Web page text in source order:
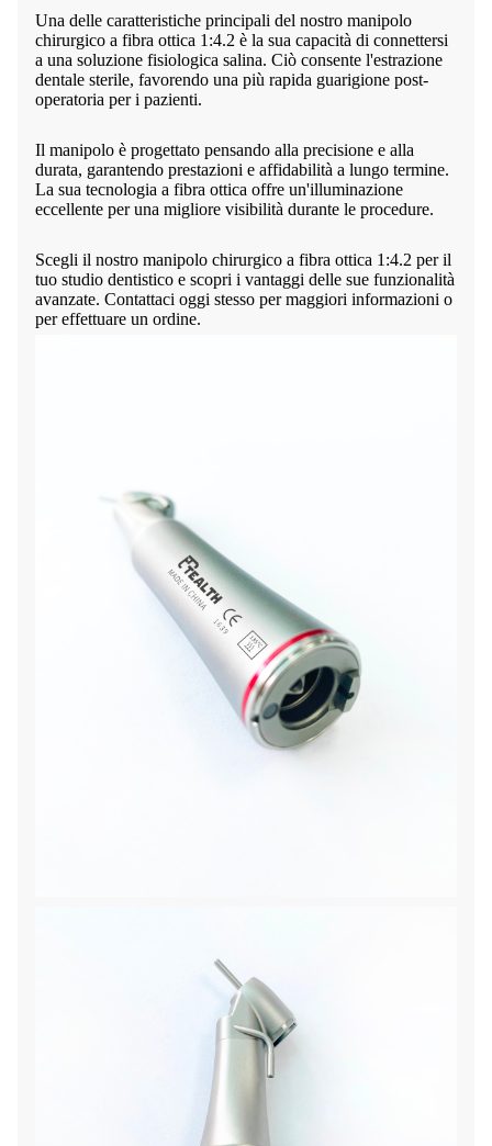
Una delle caratteristiche principali del nostro manipolo
chirurgico a fibra ottica 1:4.2 è la sua capacità di connettersi
a una soluzione fisiologica salina. Ciò consente l'estrazione
dentale sterile, favorendo una più rapida guarigione post-
operatoria per i pazienti.
Il manipolo è progettato pensando alla precisione e alla
durata, garantendo prestazioni e affidabilità a lungo termine.
La sua tecnologia a fibra ottica offre un'illuminazione
eccellente per una migliore visibilità durante le procedure.
Scegli il nostro manipolo chirurgico a fibra ottica 1:4.2 per il
tuo studio dentistico e scopri i vantaggi delle sue funzionalità
avanzate. Contattaci oggi stesso per maggiori informazioni o
per effettuare un ordine.